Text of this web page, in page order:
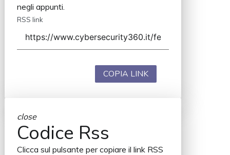
negli appunti.
RSS link
COPIA LINK
close
Codice Rss
Clicca sul pulsante per copiare il link RSS